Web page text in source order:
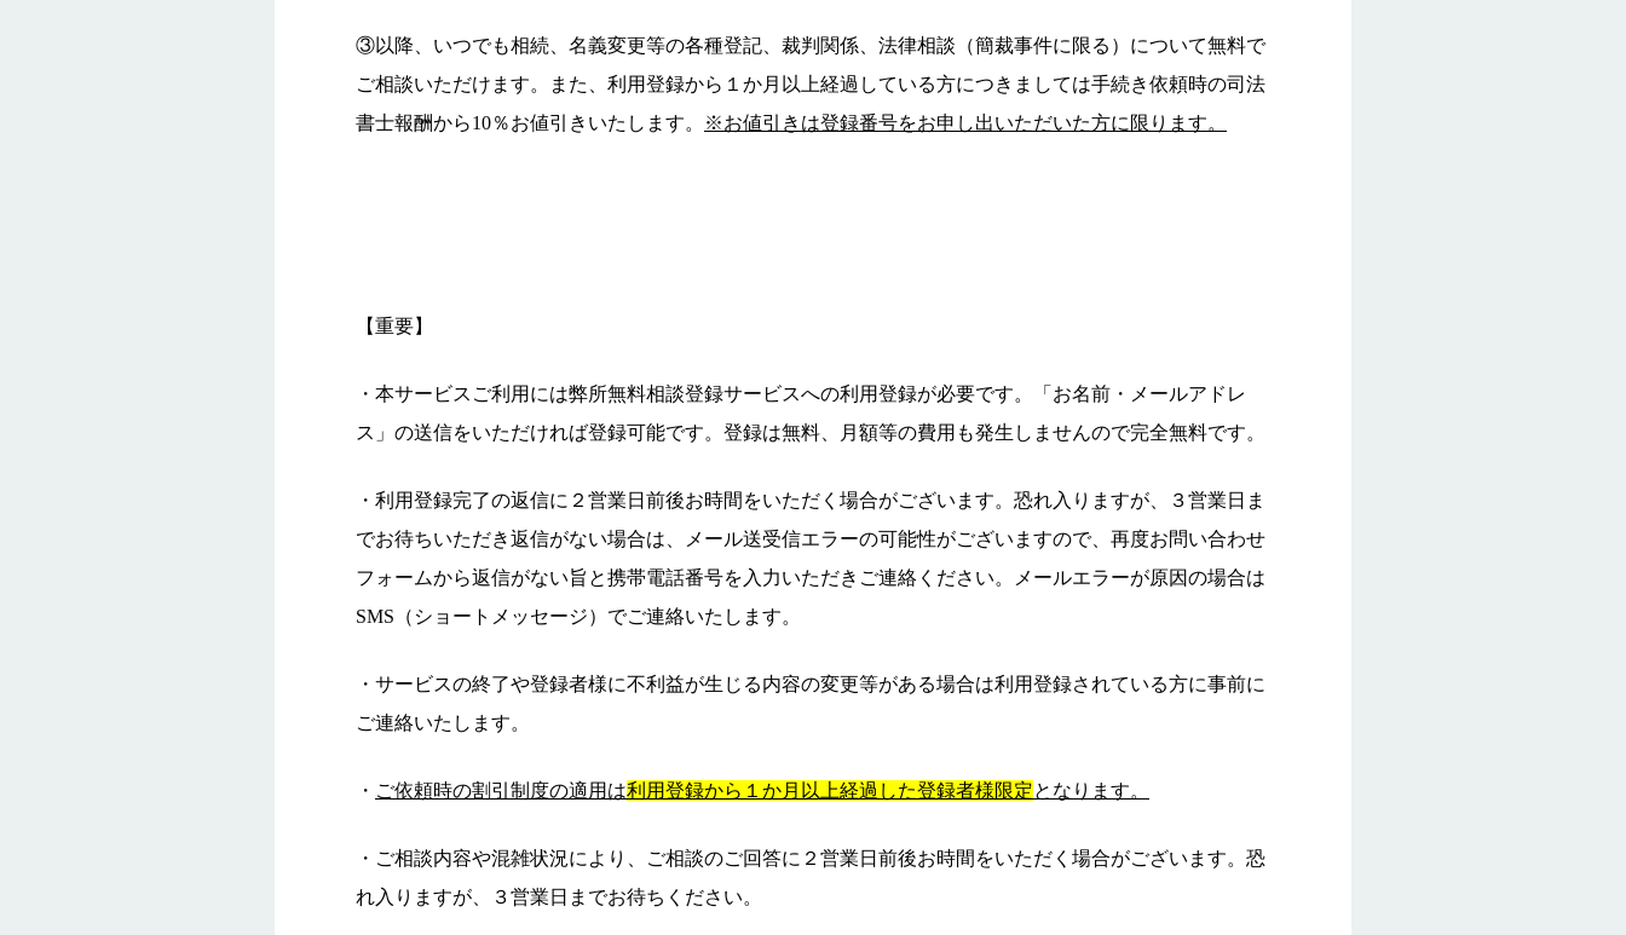
③以降、いつでも相続、名義変更等の各種登記、裁判関係、法律相談（簡裁事件に限る）について無料で
ご相談いただけます。また、利用登録から１か月以上経過している方につきましては手続き依頼時の司法
書士報酬から10％お値引きいたします。
※お値引きは登録番号をお申し出いただいた方に限ります。
【重要】
・本サービスご利用には弊所無料相談登録サービスへの利用登録が必要です。「お名前・メールアドレ
ス」の送信をいただければ登録可能です。登録は無料、月額等の費用も発生しませんので完全無料です。
・利用登録完了の返信に２営業日前後お時間をいただく場合がございます。恐れ入りますが、３営業日ま
でお待ちいただき返信がない場合は、メール送受信エラーの可能性がございますので、再度お問い合わせ
フォームから返信がない旨と携帯電話番号を入力いただきご連絡ください。メールエラーが原因の場合は
SMS（ショートメッセージ）でご連絡いたします。
・サービスの終了や登録者様に不利益が生じる内容の変更等がある場合は利用登録されている方に事前に
ご連絡いたします。
・ ご依頼時の割引制度の適用は利用登録から１か月以上経過した登録者様限定となります。
・ご相談内容や混雑状況により、ご相談のご回答に２営業日前後お時間をいただく場合がございます。恐
れ入りますが、３営業日までお待ちください。